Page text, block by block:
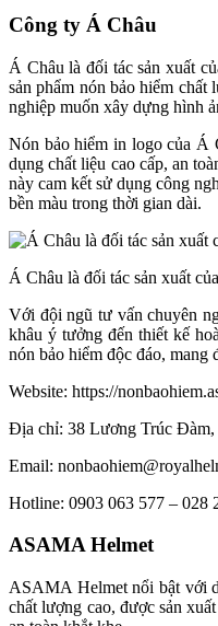
Công ty Á Châu
Á Châu là đối tác sản xuất
sản phẩm nón bảo hiểm chất
nghiệp muốn xây dựng hình
Nón bảo hiểm in logo của Á
dụng chất liệu cao cấp, an
này cam kết sử dụng công
bền màu trong thời gian dài.
Á Châu là đối tác sản xuất
Với đội ngũ tư vấn chuyên
khâu ý tưởng đến thiết kế
nón bảo hiểm độc đáo, mang
Website: https://
Địa chỉ: 38 Lương Trúc Đàm,
Email:
Hotline: 0903 063 577 – 028
ASAMA Helmet
ASAMA Helmet nổi bật với
chất lượng cao, được sản